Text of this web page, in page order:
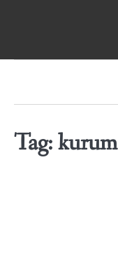
Tag: